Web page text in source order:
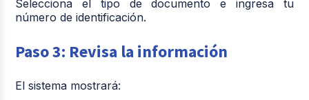
Selecciona el tipo de documento e ingresa tu
número de identificación.
Paso 3: Revisa la información
El sistema mostrará: